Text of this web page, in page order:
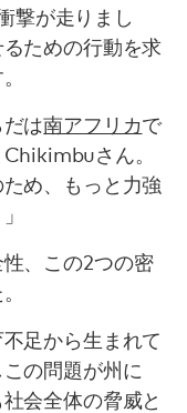
撃が走りまし
ための行動を求
だは南アフリカで
さん。
め、もっと力強
、この2つの密
足から生まれて
の問題が州に
会全体の脅威と